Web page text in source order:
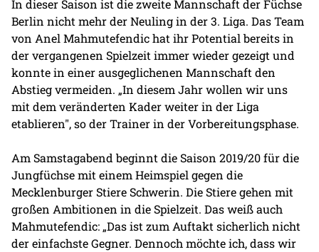
In dieser Saison ist die zweite Mannschaft der Füchse
Berlin nicht mehr der Neuling in der 3. Liga. Das Team
von Anel Mahmutefendic hat ihr Potential bereits in
der vergangenen Spielzeit immer wieder gezeigt und
konnte in einer ausgeglichenen Mannschaft den
Abstieg vermeiden. „In diesem Jahr wollen wir uns
mit dem veränderten Kader weiter in der Liga
etablieren", so der Trainer in der Vorbereitungsphase.
Am Samstagabend beginnt die Saison 2019/20 für die
Jungfüchse mit einem Heimspiel gegen die
Mecklenburger Stiere Schwerin. Die Stiere gehen mit
großen Ambitionen in die Spielzeit. Das weiß auch
Mahmutefendic: „Das ist zum Auftakt sicherlich nicht
der einfachste Gegner. Dennoch möchte ich, dass wir